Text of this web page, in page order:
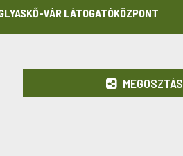
VÁR LÁTOGATÓKÖZPONT
MEGOSZTÁS